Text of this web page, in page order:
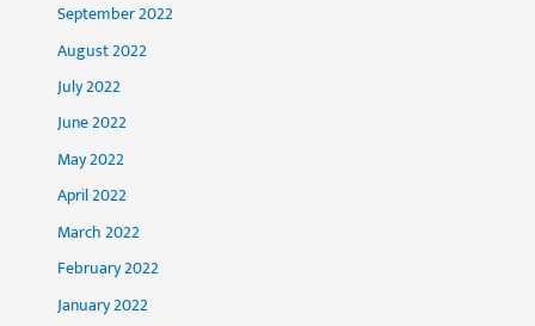
September 2022
August 2022
July 2022
June 2022
May 2022
April 2022
March 2022
February 2022
January 2022